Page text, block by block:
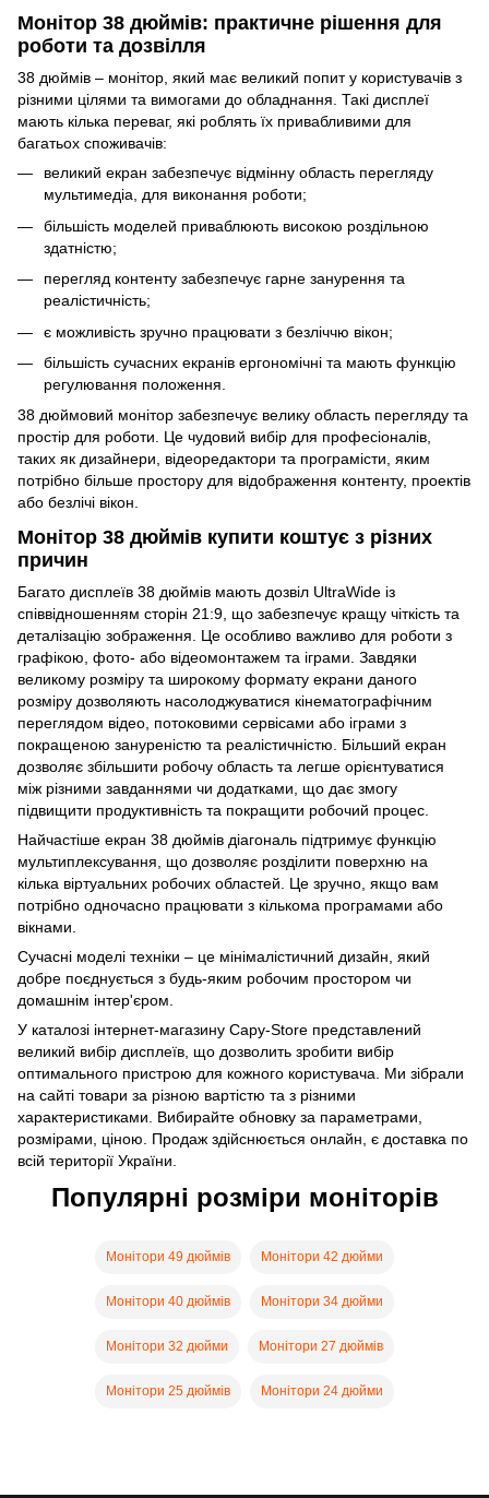
Монітор 38 дюймів: практичне рішення для
роботи та дозвілля
38 дюймів – монітор, який має великий попит у користувачів з
різними цілями та вимогами до обладнання. Такі дисплеї
мають кілька переваг, які роблять їх привабливими для
багатьох споживачів:
великий екран забезпечує відмінну область перегляду
мультимедіа, для виконання роботи;
більшість моделей приваблюють високою роздільною
здатністю;
перегляд контенту забезпечує гарне занурення та
реалістичність;
є можливість зручно працювати з безліччю вікон;
більшість сучасних екранів ергономічні та мають функцію
регулювання положення.
38 дюймовий монітор забезпечує велику область перегляду та
простір для роботи. Це чудовий вибір для професіоналів,
таких як дизайнери, відеоредактори та програмісти, яким
потрібно більше простору для відображення контенту, проектів
або безлічі вікон.
Монітор 38 дюймів купити коштує з різних
причин
Багато дисплеїв 38 дюймів мають дозвіл UltraWide із
співвідношенням сторін 21:9, що забезпечує кращу чіткість та
деталізацію зображення. Це особливо важливо для роботи з
графікою, фото- або відеомонтажем та іграми. Завдяки
великому розміру та широкому формату екрани даного
розміру дозволяють насолоджуватися кінематографічним
переглядом відео, потоковими сервісами або іграми з
покращеною зануреністю та реалістичністю. Більший екран
дозволяє збільшити робочу область та легше орієнтуватися
між різними завданнями чи додатками, що дає змогу
підвищити продуктивність та покращити робочий процес.
Найчастіше екран 38 дюймів діагональ підтримує функцію
мультиплексування, що дозволяє розділити поверхню на
кілька віртуальних робочих областей. Це зручно, якщо вам
потрібно одночасно працювати з кількома програмами або
вікнами.
Сучасні моделі техніки – це мінімалістичний дизайн, який
добре поєднується з будь-яким робочим простором чи
домашнім інтер'єром.
У каталозі інтернет-магазину Capy-Store представлений
великий вибір дисплеїв, що дозволить зробити вибір
оптимального пристрою для кожного користувача. Ми зібрали
на сайті товари за різною вартістю та з різними
характеристиками. Вибирайте обновку за параметрами,
розмірами, ціною. Продаж здійснюється онлайн, є доставка по
всій території України.
Популярні розміри моніторів
Монітори 49 дюймів Монітори 42 дюйми
Монітори 40 дюймів Монітори 34 дюйми
Монітори 32 дюйми Монітори 27 дюймів
Монітори 25 дюймів Монітори 24 дюйми